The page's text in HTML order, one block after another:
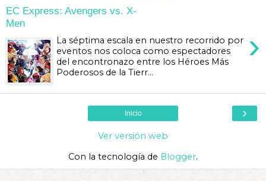
EC Express: Avengers vs. X-
Men
›
La séptima escala en nuestro recorrido por
eventos nos coloca como espectadores
del encontronazo entre los Héroes Más
Poderosos de la Tierr...
›
Inicio
Ver versión web
Con la tecnología de Blogger.